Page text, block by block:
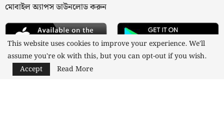
মোবাইল অ্যাপস ডাউনলোড করুন
This website uses cookies to improve your experience. We'll
assume you're ok with this, but you can opt-out if you wish.
Accept
Read More